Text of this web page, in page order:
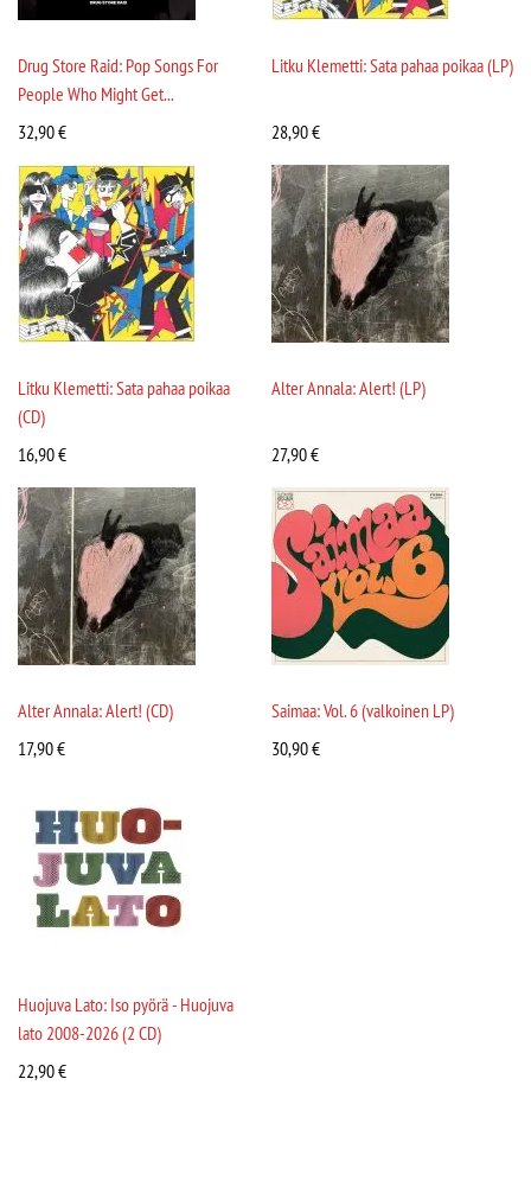
Drug Store Raid: Pop Songs For
People Who Might Get...
32,90€
Litku Klemetti: Sata pahaa poikaa (LP)
28,90€
Litku Klemetti: Sata pahaa poikaa
(CD)
16,90€
Alter Annala: Alert! (LP)
27,90€
Alter Annala: Alert! (CD)
17,90€
Saimaa: Vol. 6 (valkoinen LP)
30,90€
Huojuva Lato: Iso pyörä - Huojuva
lato 2008-2026 (2 CD)
22,90€